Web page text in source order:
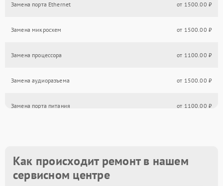
Замена порта Ethernet от 1500.00 ₽
Замена микросхем от 1500.00 ₽
Замена процессора от 1100.00 ₽
Замена аудиоразъема от 1500.00 ₽
Замена порта питания от 1100.00 ₽
Восстановление после залития
Замена USB порта
Как происходит ремонт в нашем
сервисном центре